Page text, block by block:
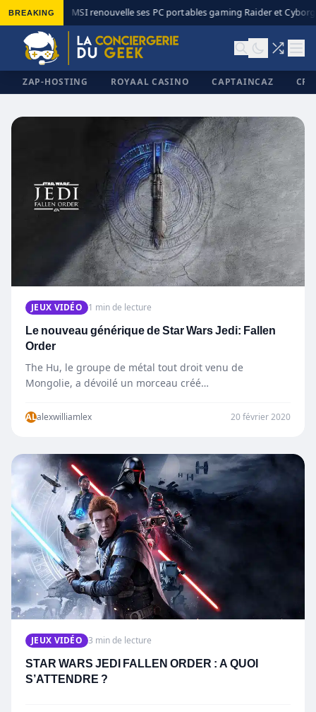
BREAKING MSI renouvelle ses PC portables gaming Raider et
ZAP-HOSTING ROYAAL CASINO CAPTAINCAZ
✕
JEUX VIDÉO 1 min de lecture
Le nouveau générique de Star Wars Jedi: Fallen
Order
The Hu, le groupe de métal tout droit venu de
Mongolie, a dévoilé un morceau créé
ALalexwilliamlex 20 février 2020
JEUX VIDÉO 3 min de lecture
STAR WARS JEDI FALLEN ORDER : A QUOI
S’ATTENDRE ?